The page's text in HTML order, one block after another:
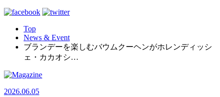
Top
News & Event
ブランデーを楽しむバウムクーヘンがホレンディッシ
ェ・カカオシ…
2026.06.05